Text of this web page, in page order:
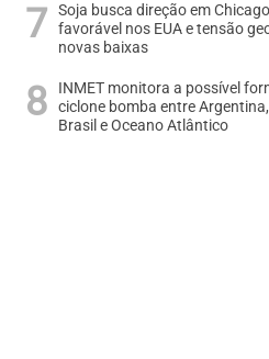
Soja busca direção em
favorável nos EUA e tensão
novas baixas
INMET monitora a possível
ciclone bomba entre
Brasil e Oceano Atlântico